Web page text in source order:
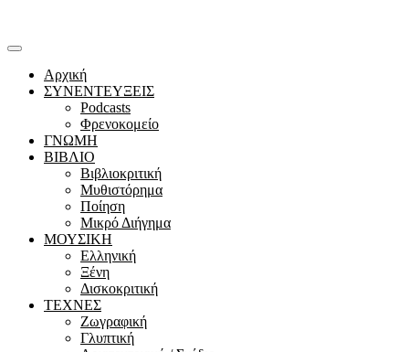
Αρχική
ΣΥΝΕΝΤΕΥΞΕΙΣ
Podcasts
Φρενοκομείο
ΓΝΩΜΗ
ΒΙΒΛΙΟ
Βιβλιοκριτική
Μυθιστόρημα
Ποίηση
Μικρό Διήγημα
ΜΟΥΣΙΚΗ
Ελληνική
Ξένη
Δισκοκριτική
ΤΕΧΝΕΣ
Ζωγραφική
Γλυπτική